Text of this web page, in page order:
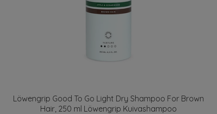
Löwengrip Good To Go Light Dry Shampoo For Brown
Hair, 250 ml Löwengrip Kuivashampoo